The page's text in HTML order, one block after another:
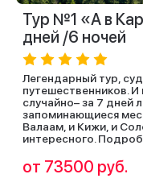
Тур №1 «А в
дней /6 ночей
Легендарный тур,
путешественников.
случайно– за 7 дней
запоминающиеся
Валаам, и Кижи, и
интересного.
от 73500 руб.